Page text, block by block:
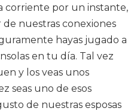
corriente por un instante,
de nuestras conexiones
hayas jugado a
en tu día. Tal vez
y los veas unos
seas uno de esos
de nuestras esposas